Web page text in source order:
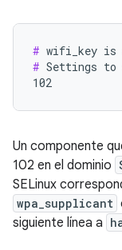
#
# Settings to
102
Un componente
102 en el dominio
SELinux
wpa_supplicant
siguiente línea a